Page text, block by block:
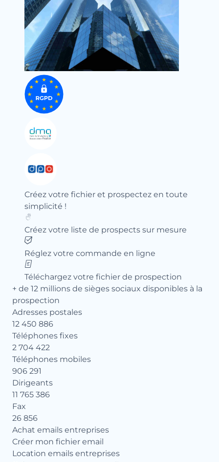
Créez votre fichier et prospectez en toute
simplicité !
Créez votre liste de prospects sur mesure
Réglez votre commande en ligne
Téléchargez votre fichier de prospection
+ de 12 millions de sièges sociaux disponibles à la
prospection
Adresses postales
12 450 886
Téléphones fixes
2 704 422
Téléphones mobiles
906 291
Dirigeants
11 765 386
Fax
26 856
Achat emails entreprises
Créer mon fichier email
Location emails entreprises